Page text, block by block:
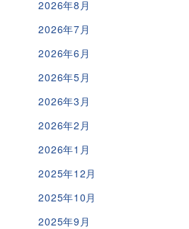
2026年8月
2026年7月
2026年6月
2026年5月
2026年3月
2026年2月
2026年1月
2025年12月
2025年10月
2025年9月